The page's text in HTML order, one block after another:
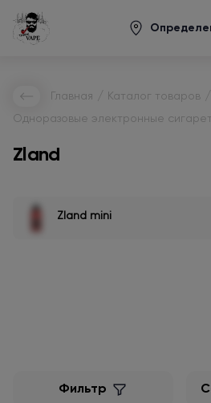
Главная Каталог товаров
Одноразовые электронные
Zland
Zland mini
Фильтр